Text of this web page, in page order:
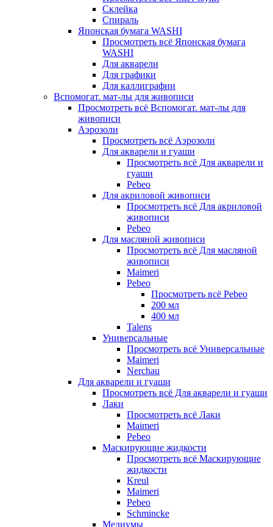
Склейка
Спираль
Японская бумага WASHI
Просмотреть всё Японская бумага
WASHI
Для акварели
Для графики
Для каллиграфии
Вспомогат. мат-лы для живописи
Просмотреть всё Вспомогат. мат-лы для
живописи
Аэрозоли
Просмотреть всё Аэрозоли
Для акварели и гуаши
Просмотреть всё Для акварели и
гуаши
Pebeo
Для акриловой живописи
Просмотреть всё Для акриловой
живописи
Pebeo
Для масляной живописи
Просмотреть всё Для масляной
живописи
Maimeri
Pebeo
Просмотреть всё Pebeo
200 мл
400 мл
Talens
Универсальные
Просмотреть всё Универсальные
Maimeri
Nerchau
Для акварели и гуаши
Просмотреть всё Для акварели и гуаши
Лаки
Просмотреть всё Лаки
Maimeri
Pebeo
Маскирующие жидкости
Просмотреть всё Маскирующие
жидкости
Kreul
Maimeri
Pebeo
Schmincke
Медиумы